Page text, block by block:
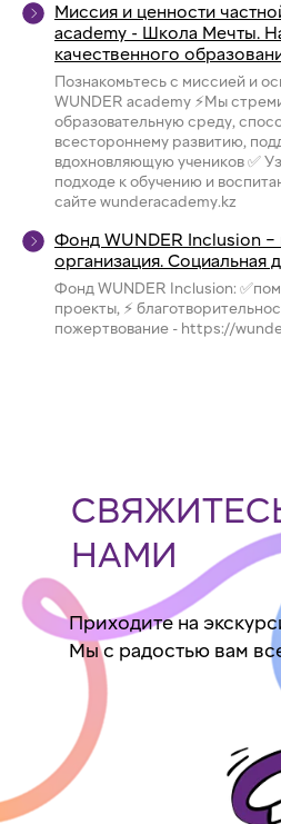
Миссия и ценности
academy - Школа Мечты.
качественного
Познакомьтесь с миссией и
WUNDER academy ⚡Мы
образовательную среду,
всестороннему развитию,
вдохновляющую учеников ✅
подходе к обучению и
сайте wunderacademy.kz
Фонд WUNDER Inclusion –
организация. Социальная
Фонд WUNDER Inclusion:
проекты, ⚡
пожертвование - https://
НАМИ
Приходите на
Мы с радостью вам